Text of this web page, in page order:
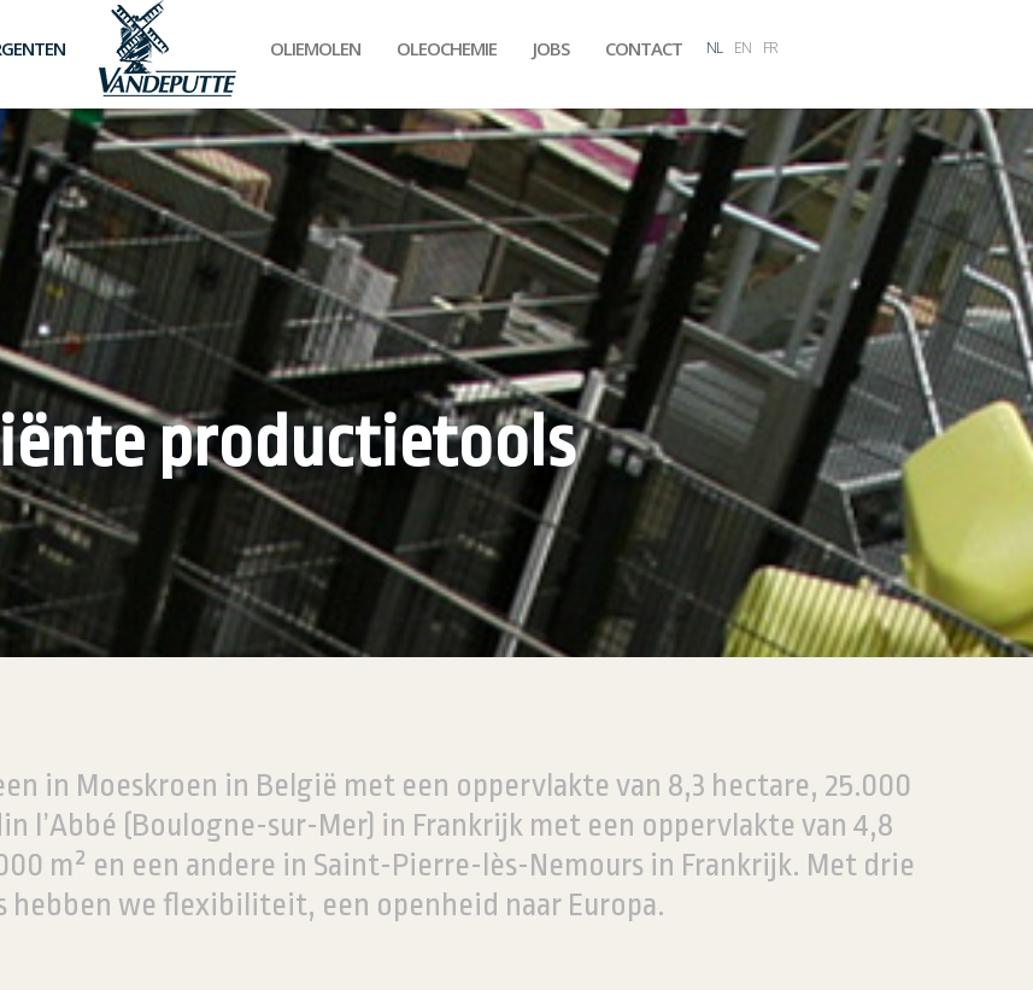
OLIEMOLEN
OLEOCHEMIE JOBS CONTACT NL EN FR
productietools
in Moeskroen in België met een oppervlakte van 8,3 hectare, 25.000
l’Abbé (Boulogne-sur-Mer) in Frankrijk met een oppervlakte van 4,8
m² en een andere in Saint-Pierre-lès-Nemours in Frankrijk. Met drie
hebben we flexibiliteit, een openheid naar Europa.